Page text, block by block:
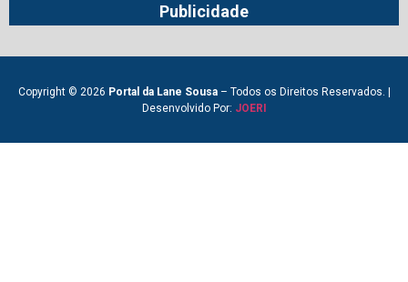
Publicidade
Copyright © 2026 Portal da Lane Sousa– Todos os Direitos Reservados. |
Desenvolvido Por: JOERI